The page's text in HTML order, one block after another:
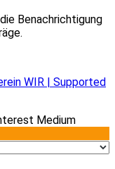
Benachrichtigung
WIR | Supported
Medium